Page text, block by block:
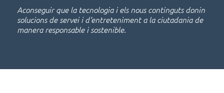
Aconseguir que la tecnologia i els nous continguts donin
solucions de servei i d’entreteniment a la ciutadania de
manera responsable i sostenible.